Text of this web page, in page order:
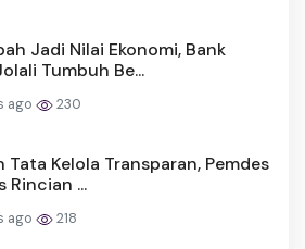
Jadi Nilai Ekonomi, Bank
Tumbuh Be...
ago 230
Tata Kelola Transparan, Pemdes
Rincian ...
ago 218